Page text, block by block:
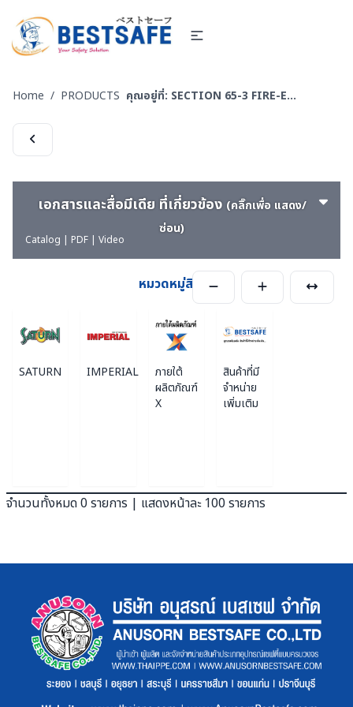
Home / PRODUCTS คุณอยู่ที่: SECTION 65-3 FIRE-EXTINGUISHER & FIRE BALL- ถังดับเพลิง & ลูกบอลดับเพลิง
เอกสารและสื่อมีเดีย ที่เกี่ยวข้อง (คลิ๊กเพื่อ แสดง/
ซ่อน)
Catalog | PDF | Video
หมวดหมู่สินค้า
SATURN IMPERIAL
ภายใต้
ผลิตภัณฑ์
X
สินค้าที่มี
จำหน่าย
เพิ่มเติม
จำนวนทั้งหมด 0 รายการ | แสดงหน้าละ 100 รายการ